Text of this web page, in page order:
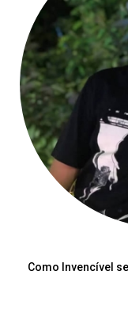
Como Invencível